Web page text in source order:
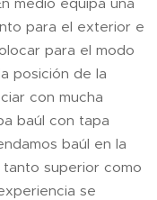
para el exterior e
para el modo
posición de la
con mucha
baúl con tapa
baúl en la
superior como
se